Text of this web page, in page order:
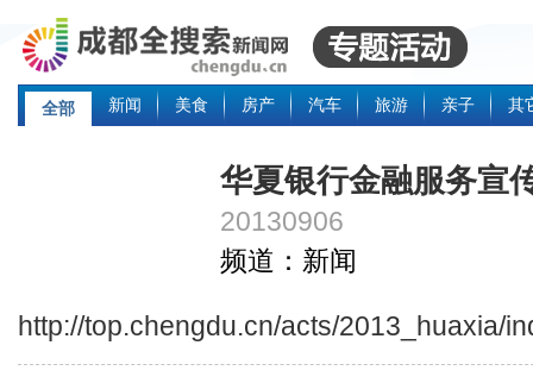
全部 新闻 美食 房产 汽车 旅游 亲子 其
华夏银行金融服务宣
20130906
频道：新闻
http://top.chengdu.cn/acts/2013_huaxia/